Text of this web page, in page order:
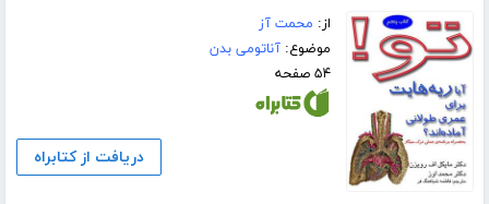
از: محمت آز
موضوع:آناتومی بدن
۵۴ صفحه
دریافت از کتابراه